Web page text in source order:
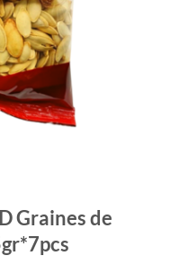
Graines de